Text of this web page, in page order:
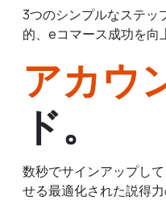
3つのシンプルなステッ
的、eコマース成功を向
アカウ
ド。
数秒でサインアップし
せる最適化された説得